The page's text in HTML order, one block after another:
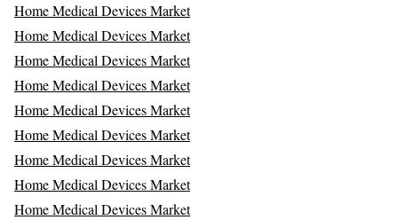
Home Medical Devices Market
Home Medical Devices Market
Home Medical Devices Market
Home Medical Devices Market
Home Medical Devices Market
Home Medical Devices Market
Home Medical Devices Market
Home Medical Devices Market
Home Medical Devices Market